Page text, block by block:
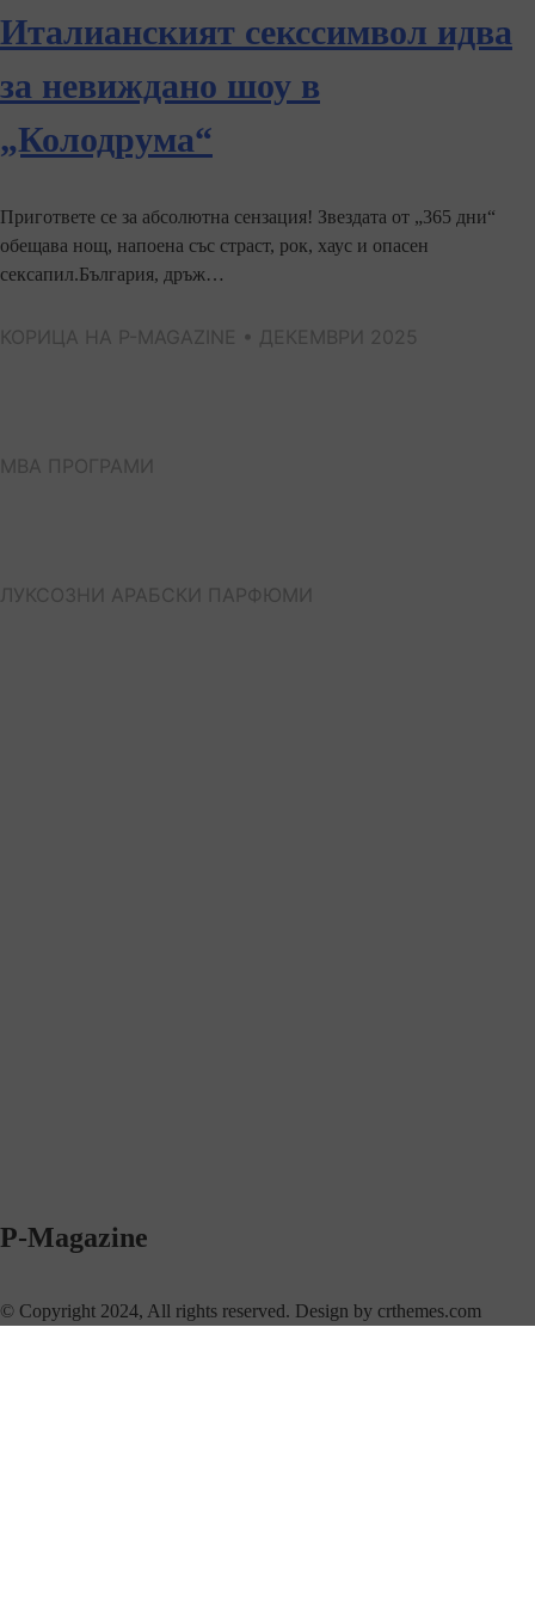
Италианският секссимвол идва
за невиждано шоу в
„Колодрума“
Пригответе се за абсолютна сензация! Звездата от „365 дни“
обещава нощ, напоена със страст, рок, хаус и опасен
сексапил.България, дръж…
КОРИЦА НА P-MAGAZINE • ДЕКЕМВРИ 2025
МВА ПРОГРАМИ
ЛУКСОЗНИ АРАБСКИ ПАРФЮМИ
P-Magazine
© Copyright 2024, All rights reserved. Design by crthemes.com